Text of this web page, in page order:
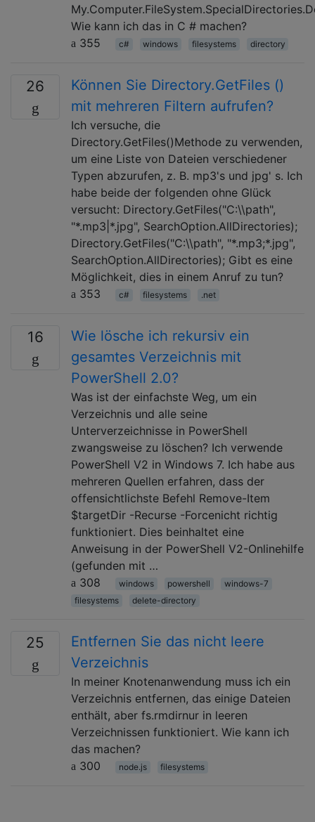
Wie kann ich das in C # machen?
355
c# windows filesystems directory
26
Können Sie Directory.GetFiles ()
mit mehreren Filtern aufrufen?
Ich versuche, die
Directory.GetFiles()Methode zu verwenden,
um eine Liste von Dateien verschiedener
Typen abzurufen, z. B. mp3's und jpg' s. Ich
habe beide der folgenden ohne Glück
versucht: Directory.GetFiles("C:\\path",
"*.mp3|*.jpg", SearchOption.AllDirectories);
Directory.GetFiles("C:\\path", "*.mp3;*.jpg",
SearchOption.AllDirectories); Gibt es eine
Möglichkeit, dies in einem Anruf zu tun?
353
c# filesystems .net
16
Wie lösche ich rekursiv ein
gesamtes Verzeichnis mit
PowerShell 2.0?
Was ist der einfachste Weg, um ein
Verzeichnis und alle seine
Unterverzeichnisse in PowerShell
zwangsweise zu löschen? Ich verwende
PowerShell V2 in Windows 7. Ich habe aus
mehreren Quellen erfahren, dass der
offensichtlichste Befehl Remove-Item
$targetDir -Recurse -Forcenicht richtig
funktioniert. Dies beinhaltet eine
Anweisung in der PowerShell V2-Onlinehilfe
(gefunden mit …
308
windows powershell
windows-7
filesystems
delete-directory
25
Entfernen Sie das nicht leere
Verzeichnis
In meiner Knotenanwendung muss ich ein
Verzeichnis entfernen, das einige Dateien
enthält, aber fs.rmdirnur in leeren
Verzeichnissen funktioniert. Wie kann ich
das machen?
300
node.js filesystems